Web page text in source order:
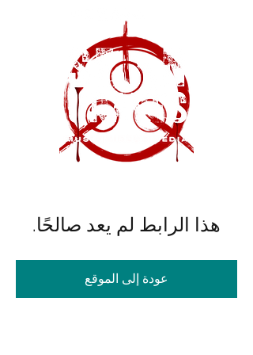
هذا الرابط لم يعد صالحًا.
عودة إلى الموقع